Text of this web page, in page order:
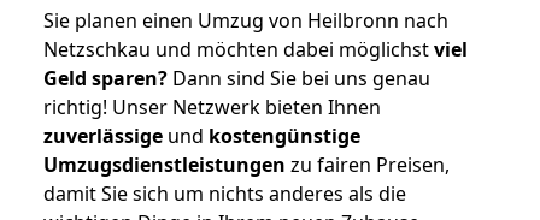
Sie planen einen Umzug von Heilbronn nach
Netzschkau und möchten dabei möglichstviel
Geld sparen? Dann sind Sie bei uns genau
richtig! Unser Netzwerk bieten Ihnen
zuverlässige und kostengünstige
Umzugsdienstleistungen zu fairen Preisen,
damit Sie sich um nichts anderes als die